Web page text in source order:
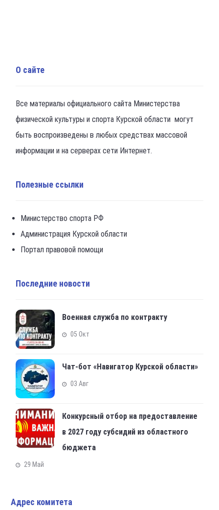
О сайте
Все материалы официального сайта Министерства
физической культуры и спорта Курской области могут
быть воспроизведены в любых средствах массовой
информации и на серверах сети Интернет.
Полезные ссылки
Министерство спорта РФ
Администрация Курской области
Портал правовой помощи
Последние новости
Военная служба по контракту
05 Окт
Чат-бот «Навигатор Курской области»
03 Авг
Конкурсный отбор на предоставление
в 2027 году субсидий из областного
бюджета
29 Май
Адрес комитета